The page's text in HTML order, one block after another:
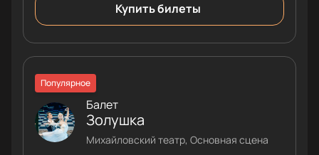
Купить билеты
Популярное
Балет
Золушка
Михайловский театр, Основная сцена